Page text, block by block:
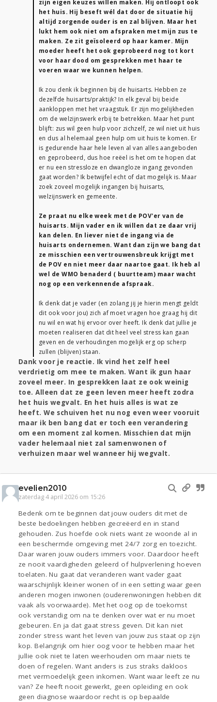
zijn eigen keuzes willen maken. Hij ontloopt ook
het huis. Hij beseft wél dat door de situatie hij
altijd zorgende ouder is en zal blijven. Maar het
lukt hem ook niet om afspraken met mijn zus te
maken. Ze zit geïsoleerd op haar kamer. Mijn
moeder heeft het ook geprobeerd nog tot kort
voor haar dood om gesprekken met haar te
voeren waar we kunnen helpen.
Ik zou denk ik beginnen bij de huisarts. Hebben ze
dezelfde huisarts/praktijk? In elk geval bij beide
aankloppen met het vraagstuk. Er zijn mogelijkheden
om de welzijnswerk erbij te betrekken. Maar het punt
blijft: zus wil geen hulp voor zichzelf, ze wil niet uit huis
en dus al helemaal geen hulp om uit huis te komen. Er
is gedurende haar hele leven al van alles aangeboden
en geprobeerd, dus hoe reëel is het om te hopen dat
er nu een stressloze en dwangloze ingang gevonden
gaat worden? Ik betwijfel echt of dat mogelijk is. Maar
zoek zoveel mogelijk ingangen bij huisarts,
welzijnswerk en gemeente.
Ze praat nu elke week met de POV'er van de
huisarts. Mijn vader en ik willen dat ze daar vrij
kan delen. En liever niet de ingang via de
huisarts ondernemen. Want dan zijn we bang dat
ze misschien een vertrouwensbreuk krijgt met
de POV en niet meer daar naartoe gaat. Ik heb al
wel de WMO benaderd ( buurtteam) maar wacht
nog op een verkennende afspraak.
Ik denk dat je vader (en zolang jij je hierin mengt geldt
dit ook voor jou) zich af moet vragen hoe graag hij dit
nu wil en wat hij ervoor over heeft. Ik denk dat jullie je
moeten realiseren dat dit heel veel stress kan gaan
geven en de verhoudingen mogelijk erg op scherp
zullen (blijven) staan.
Dank voor je reactie. Ik vind het zelf heel
verdrietig om mee te maken. Want ik gun haar
zoveel meer. In gesprekken laat ze ook weinig
toe. Alleen dat ze geen leven meer heeft zodra
het huis wegvalt. En het huis alles is wat ze
heeft. We schuiven het nu nog even weer vooruit
maar ik ben bang dat er toch een verandering
om een moment zal komen. Misschien dat mijn
vader helemaal niet zal samenwonen of
verhuizen maar wel wanneer hij wegvalt.
evelien2010
zaterdag 4 april 2026 om 15:26
Bedenk om te beginnen dat jouw ouders dit met de
beste bedoelingen hebben gecreëerd en in stand
gehouden. Zus hoefde ook niets want ze woonde al in
een beschermde omgeving met 24/7 zorg en toezicht.
Daar waren jouw ouders immers voor. Daardoor heeft
ze nooit vaardigheden geleerd of hulpverlening hoeven
toelaten. Nu gaat dat veranderen want vader gaat
waarschijnlijk kleiner wonen of in een setting waar geen
anderen mogen inwonen (ouderenwoningen hebben dit
vaak als voorwaarde). Met het oog op de toekomst
ook verstandig om na te denken over wat er nu moet
gebeuren. En ja dat gaat stress geven. Dit kan niet
zonder stress want het leven van jouw zus staat op zijn
kop. Belangrijk om hier oog voor te hebben maar het
jullie ook niet te laten weerhouden om maar niets te
doen of regelen. Want anders is zus straks dakloos
met vermoedelijk geen inkomen. Want waar leeft ze nu
van? Ze heeft nooit gewerkt, geen opleiding en ook
geen diagnose waardoor recht is op bepaalde